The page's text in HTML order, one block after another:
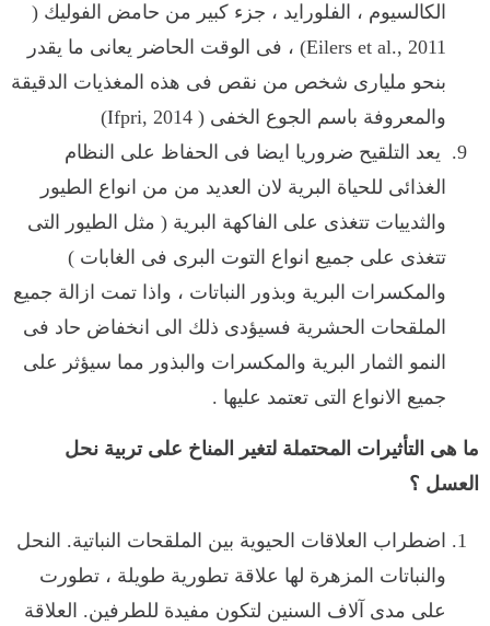
الكالسيوم ، الفلورايد ، جزء كبير من حامض الفوليك (
Eilers et al., 2011) ، فى الوقت الحاضر يعانى ما يقدر
بنحو مليارى شخص من نقص فى هذه المغذيات الدقيقة
والمعروفة باسم الجوع الخفى ( Ifpri, 2014
)
يعد التلقيح ضروريا ايضا فى الحفاظ على النظام
الغذائى للحياة البرية لان العديد من من انواع الطيور
والثدييات تتغذى على الفاكهة البرية ( مثل الطيور التى
تتغذى على جميع انواع التوت البرى فى الغابات )
والمكسرات البرية وبذور النباتات ، واذا تمت ازالة جميع
الملقحات الحشرية فسيؤدى ذلك الى انخفاض حاد فى
النمو الثمار البرية والمكسرات والبذور مما سيؤثر على
جميع الانواع التى تعتمد عليها .
ما هى التأثيرات المحتملة لتغير المناخ على تربية نحل
العسل ؟
اضطراب العلاقات الحيوية بين الملقحات النباتية. النحل
والنباتات المزهرة لها علاقة تطورية طويلة ، تطورت
على مدى آلاف السنين لتكون مفيدة للطرفين. العلاقة